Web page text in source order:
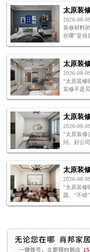
2026-08-08
装修材料
在哪”是很
2026-08-08
“太原装修
装修不是
2026-08-08
“太原装修
问。好公
2026-08-08
“太原装修
题。“不错